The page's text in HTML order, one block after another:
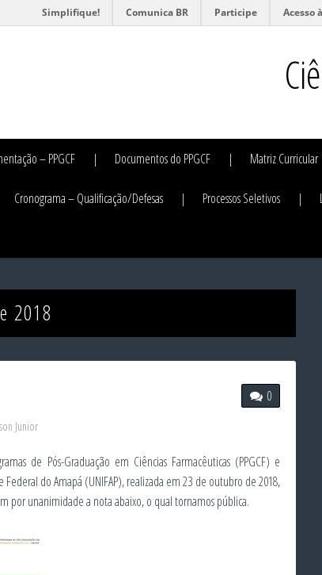
Simplifique! Comunica BR Participe Acesso
– PPGCF Documentos do PPGCF Matriz Curricular
Cronograma – Qualificação/Defesas Processos Seletivos
2018
0
Junior
de Pós-Graduação em Ciências Farmacêuticas (PPGCF) e
Federal do Amapá (UNIFAP), realizada em 23 de outubro de 2018,
por unanimidade a nota abaixo, o qual tornamos pública.